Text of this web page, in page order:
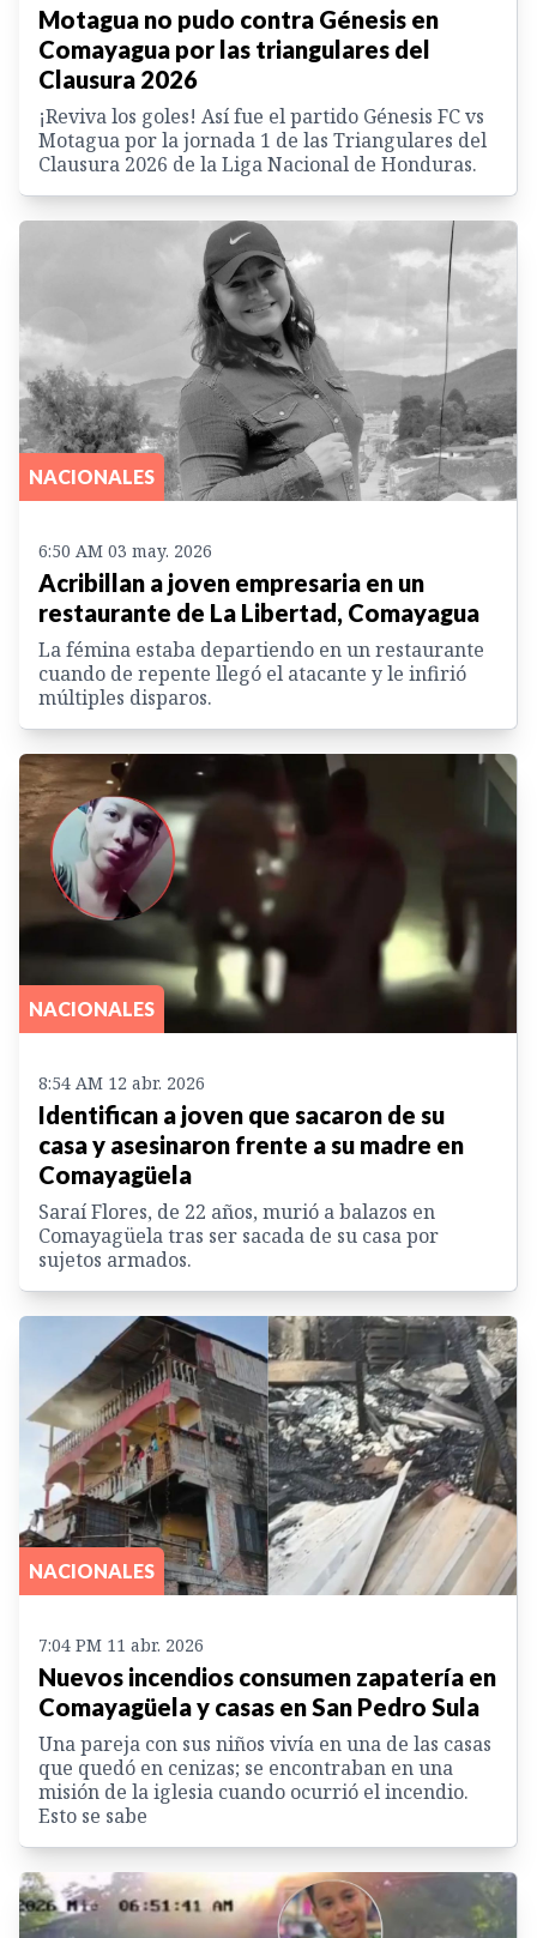
Motagua no pudo contra Génesis en
Comayagua por las triangulares del
Clausura 2026
¡Reviva los goles! Así fue el partido Génesis FC vs
Motagua por la jornada 1 de las Triangulares del
Clausura 2026 de la Liga Nacional de Honduras.
NACIONALES
6:50 AM 03 may. 2026
Acribillan a joven empresaria en un
restaurante de La Libertad, Comayagua
La fémina estaba departiendo en un restaurante
cuando de repente llegó el atacante y le infirió
múltiples disparos.
NACIONALES
8:54 AM 12 abr. 2026
Identifican a joven que sacaron de su
casa y asesinaron frente a su madre en
Comayagüela
Saraí Flores, de 22 años, murió a balazos en
Comayagüela tras ser sacada de su casa por
sujetos armados.
NACIONALES
7:04 PM 11 abr. 2026
Nuevos incendios consumen zapatería en
Comayagüela y casas en San Pedro Sula
Una pareja con sus niños vivía en una de las casas
que quedó en cenizas; se encontraban en una
misión de la iglesia cuando ocurrió el incendio.
Esto se sabe